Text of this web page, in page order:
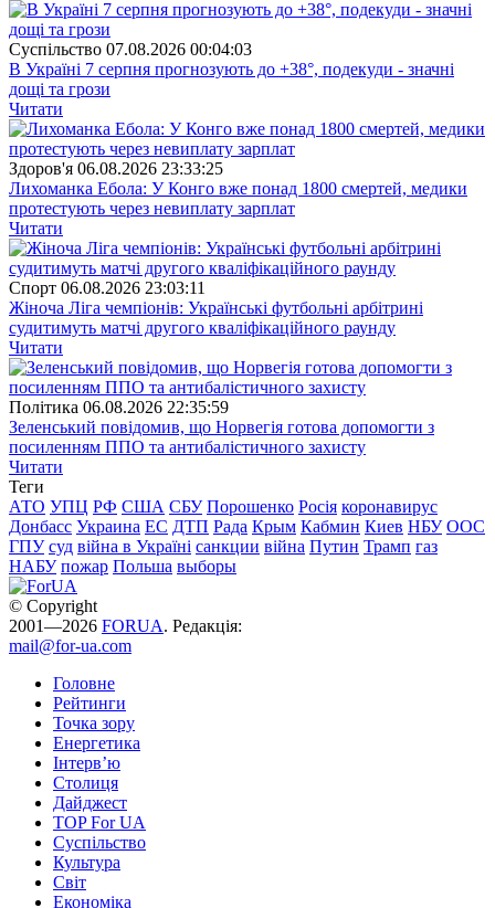
Суспiльство 07.08.2026 00:04:03
В Україні 7 серпня прогнозують до +38°, подекуди - значні
дощі та грози
Читати
Здоров'я 06.08.2026 23:33:25
Лихоманка Ебола: У Конго вже понад 1800 смертей, медики
протестують через невиплату зарплат
Читати
Спорт 06.08.2026 23:03:11
Жіноча Ліга чемпіонів: Українські футбольні арбітрині
судитимуть матчі другого кваліфікаційного раунду
Читати
Полiтика 06.08.2026 22:35:59
Зеленський повідомив, що Норвегія готова допомогти з
посиленням ППО та антибалістичного захисту
Читати
Теги
АТО УПЦ РФ США СБУ Порошенко Росія коронавирус
Донбасс Украина ЕС ДТП Рада Крым Кабмин Киев НБУ ООС
ГПУ суд війна в Україні санкции війна Путин Трамп газ
НАБУ пожар Польша выборы
© Copyright
2001—2026 FORUA. Редакція:
mail@for-ua.com
Головне
Рейтинги
Точка зору
Енергетика
Інтерв’ю
Столиця
Дайджест
TOP For UA
Суспiльство
Культура
Світ
Економіка